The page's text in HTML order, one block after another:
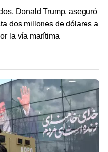
Donald Trump, aseguró
dos millones de dólares a
la vía marítima